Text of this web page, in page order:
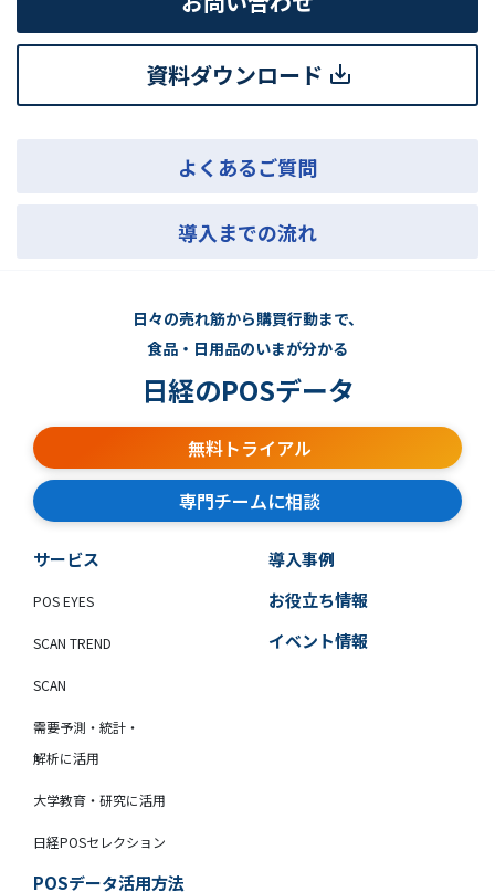
資料ダウンロード
よくあるご質問
導入までの流れ
日々の売れ筋から購買行動まで、
食品・日用品のいまが分かる
日経のPOSデータ
無料トライアル
専門チームに相談
サービス
POS EYES
SCAN TREND
SCAN
需要予測・統計・
解析に活用
大学教育・研究に活用
日経POSセレクション
POSデータ活用方法
導入事例
お役立ち情報
イベント情報